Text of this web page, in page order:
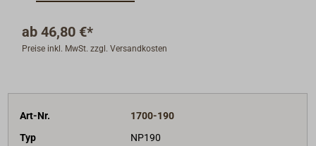
ab 46,80 €*
Preise inkl. MwSt. zzgl. Versandkosten
Art-Nr.
1700-190
Typ
NP190